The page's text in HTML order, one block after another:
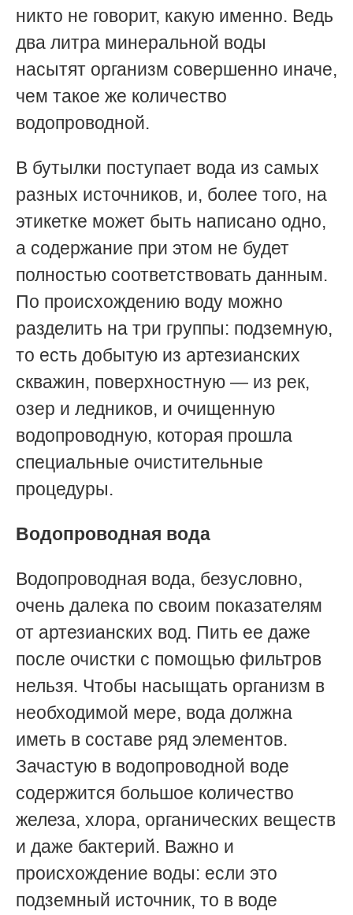
никто не говорит, какую именно. Ведь
два литра минеральной воды
насытят организм совершенно иначе,
чем такое же количество
водопроводной.
В бутылки поступает вода из самых
разных источников, и, более того, на
этикетке может быть написано одно,
а содержание при этом не будет
полностью соответствовать данным.
По происхождению воду можно
разделить на три группы: подземную,
то есть добытую из артезианских
скважин, поверхностную — из рек,
озер и ледников, и очищенную
водопроводную, которая прошла
специальные очистительные
процедуры.
Водопроводная вода
Водопроводная вода, безусловно,
очень далека по своим показателям
от артезианских вод. Пить ее даже
после очистки с помощью фильтров
нельзя. Чтобы насыщать организм в
необходимой мере, вода должна
иметь в составе ряд элементов.
Зачастую в водопроводной воде
содержится большое количество
железа, хлора, органических веществ
и даже бактерий. Важно и
происхождение воды: если это
подземный источник, то в воде